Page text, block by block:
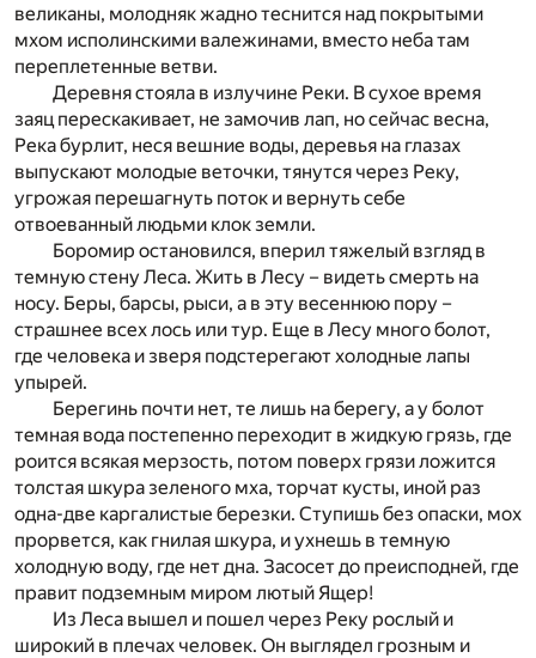
великаны, молодняк жадно теснится над покрытыми
мхом исполинскими валежинами, вместо неба там
переплетенные ветви.
Деревня стояла в излучине Реки. В сухое время
заяц перескакивает, не замочив лап, но сейчас весна,
Река бурлит, неся вешние воды, деревья на глазах
выпускают молодые веточки, тянутся через Реку,
угрожая перешагнуть поток и вернуть себе
отвоеванный людьми клок земли.
Боромир остановился, вперил тяжелый взгляд в
темную стену Леса. Жить в Лесу – видеть смерть на
носу. Беры, барсы, рыси, а в эту весеннюю пору –
страшнее всех лось или тур. Еще в Лесу много болот,
где человека и зверя подстерегают холодные лапы
упырей.
Берегинь почти нет, те лишь на берегу, а у болот
темная вода постепенно переходит в жидкую грязь, где
роится всякая мерзость, потом поверх грязи ложится
толстая шкура зеленого мха, торчат кусты, иной раз
одна-две каргалистые березки. Ступишь без опаски, мох
прорвется, как гнилая шкура, и ухнешь в темную
холодную воду, где нет дна. Засосет до преисподней, где
правит подземным миром лютый Ящер!
Из Леса вышел и пошел через Реку рослый и
широкий в плечах человек. Он выглядел грозным и